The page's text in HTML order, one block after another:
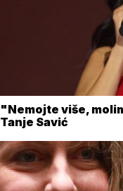
"Nemojte više,
Tanje Savić